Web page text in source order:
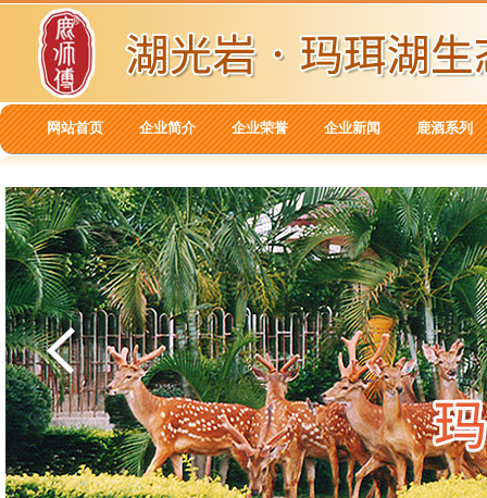
网站首页 企业简介 企业荣誉 企业新闻 鹿酒系列